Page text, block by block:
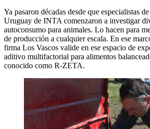
Ya pasaron décadas desde que especialistas
Uruguay de INTA comenzaron a investigar
autoconsumo para animales. Lo hacen para
de producción a cualquier escala. En ese
firma Los Vascos valide en ese espacio de
aditivo multifactorial para alimentos
conocido como R-ZETA.